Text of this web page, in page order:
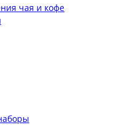
чая и кофе